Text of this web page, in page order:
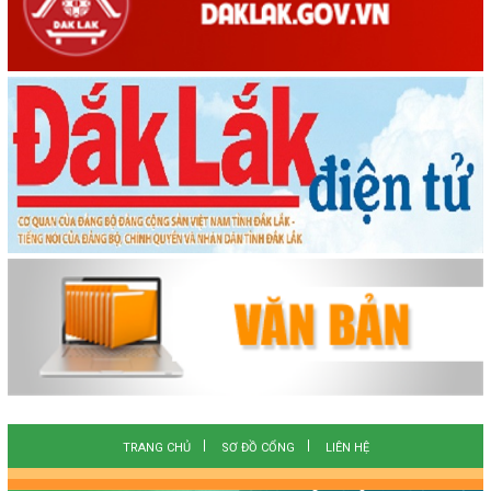
TRANG CHỦ SƠ ĐỒ CỔNG LIÊN HỆ